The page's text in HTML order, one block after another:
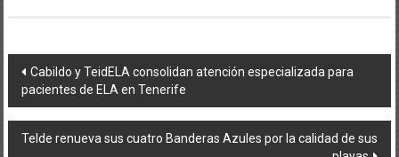
Navegación
de
entradas
Cabildo y TeidELA consolidan atención especializada para
pacientes de ELA en Tenerife
Telde renueva sus cuatro Banderas Azules por la calidad de sus